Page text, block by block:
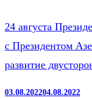
24 августа
с Президентом
развитие
03.08.202204.08.2022